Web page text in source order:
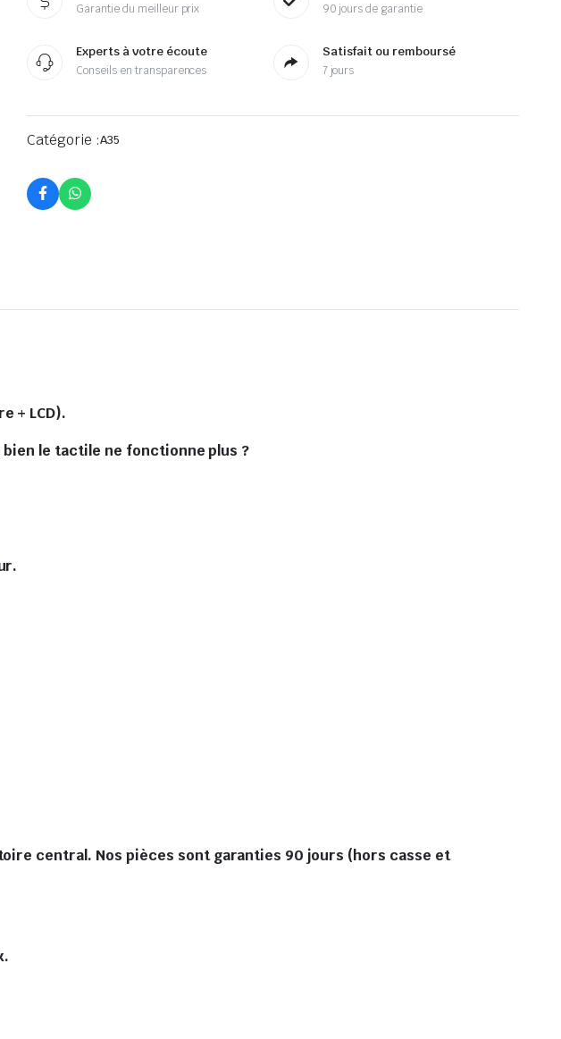
Garantie du meilleur prix 90 jours de garantie
Experts à votre écoute
Conseils en transparences
Satisfait ou remboursé
7 jours
Catégorie :A35
+ LCD).
le tactile ne fonctionne plus ?
central. Nos pièces sont garanties 90 jours (hors casse et